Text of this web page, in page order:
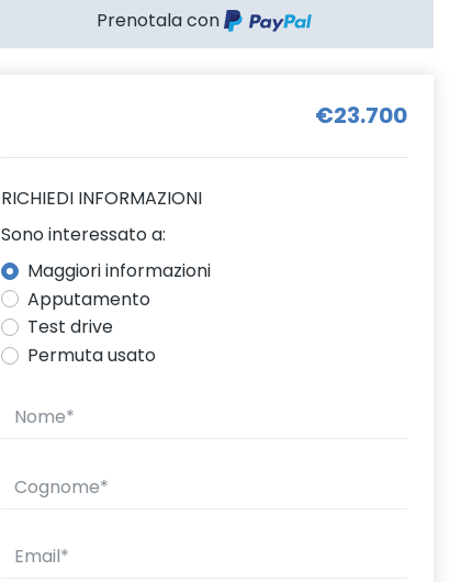
Prenotala con
€23.700
RICHIEDI INFORMAZIONI
Sono interessato a:
Maggiori informazioni
Apputamento
Test drive
Permuta usato